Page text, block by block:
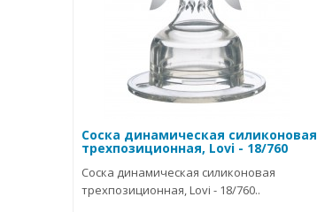
Соска динамическая силиконовая
трехпозиционная, Lovi - 18/760
Соска динамическая силиконовая
трехпозиционная, Lovi - 18/760..